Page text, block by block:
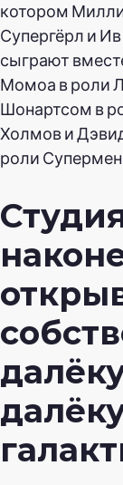
котором
Супергёрл и
сыграют
Момоа в роли
Шонартсом в
Холмов и
роли